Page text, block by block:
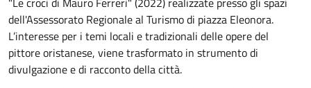
dell'Assessorato Regionale al Turismo di piazza Eleonora.
L’interesse per i temi locali e tradizionali delle opere del
pittore oristanese, viene trasformato in strumento di
divulgazione e di racconto della città.